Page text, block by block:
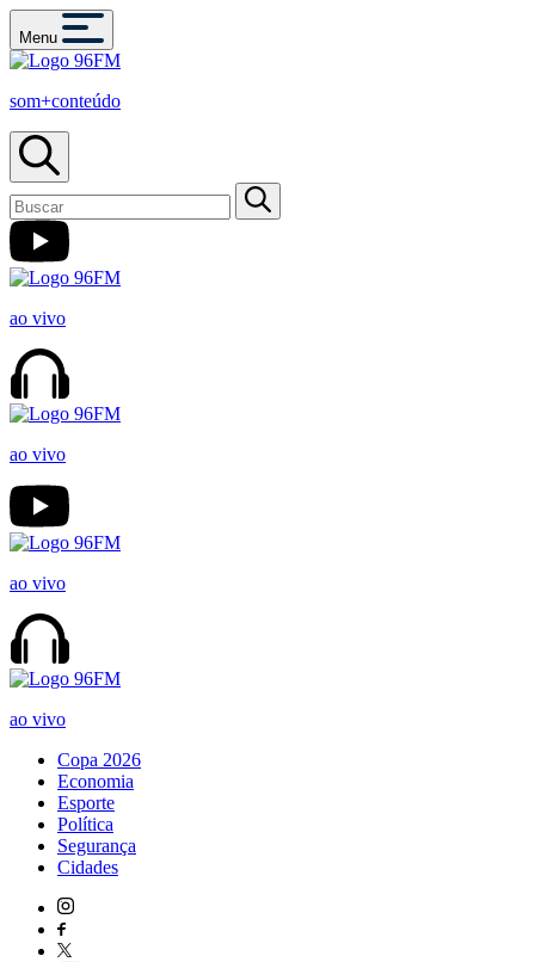
Menu
som+conteúdo
ao vivo
ao vivo
ao vivo
ao vivo
Copa 2026
Economia
Esporte
Política
Segurança
Cidades